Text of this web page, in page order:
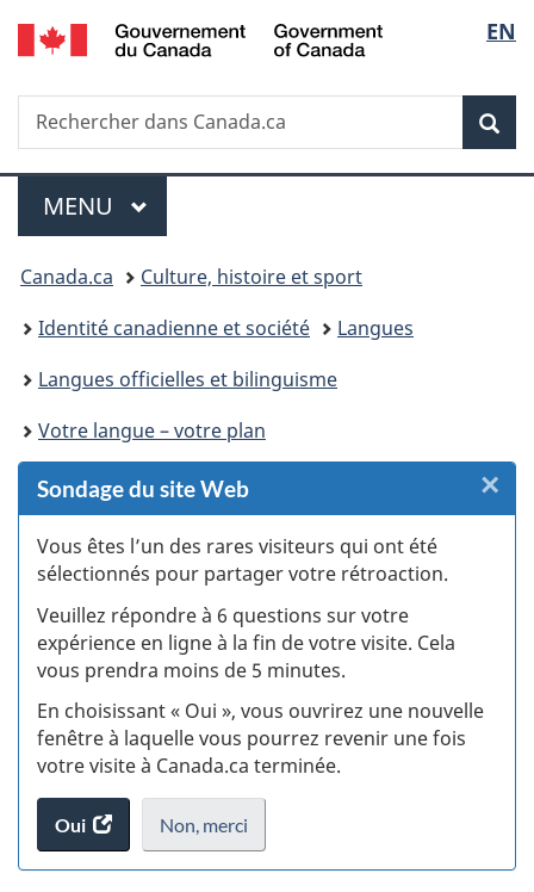
Passer
au
des
Passer
au
principal
Passer
à
Au
du
Passer
à
version
simplifiée
de
la
EN
Recherche
Rechercher
dans
Menu
MENU PRINCIPAL
Vous
êtes
ici :
Canada.ca
Culture, histoire et sport
Identité canadienne et société
Langues
Langues officielles et bilinguisme
Votre langue – votre plan
Sondage du site Web
Vous êtes l’un des rares visiteurs qui ont été
sélectionnés pour partager votre rétroaction.
Veuillez répondre à 6 questions sur votre
expérience en ligne à la fin de votre visite. Cela
vous prendra moins de 5 minutes.
En choisissant « Oui », vous ouvrirez une nouvelle
fenêtre à laquelle vous pourrez revenir une fois
votre visite à Canada.ca terminée.
Oui
accéder
au
Non, je
ne
merci
×